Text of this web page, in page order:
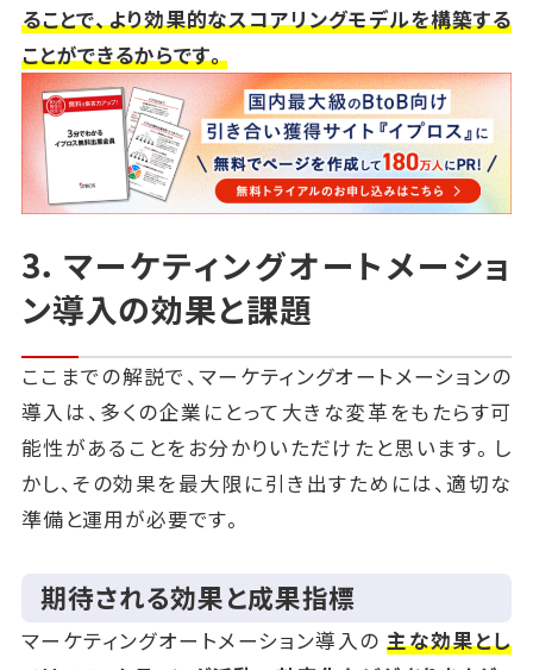
ることで、より効果的なスコアリングモデルを構築する
ことができるからです。
3．マーケティングオートメーショ
ン導入の効果と課題
ここまでの解説で、マーケティングオートメーションの
導入は、多くの企業にとって大きな変革をもたらす可
能性があることをお分かりいただけたと思います。し
かし、その効果を最大限に引き出すためには、適切な
準備と運用が必要です。
期待される効果と成果指標
マーケティングオートメーション導入の主な効果とし